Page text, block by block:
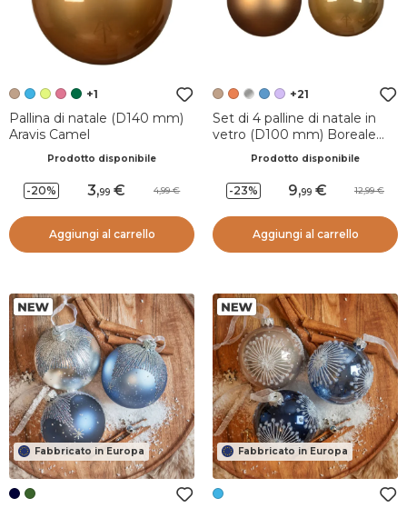
+1
Pallina di natale (D140 mm)
Aravis Camel
Prodotto disponibile
-20% 3,99 4,99
Aggiungi al carrello
+21
Set di 4 palline di natale in
vetro (D100 mm) Boreale
CaramelloProdotto disponibile
-23% 9,99 12,99
Aggiungi al carrello
Fabbricato in Europa Fabbricato in Europa